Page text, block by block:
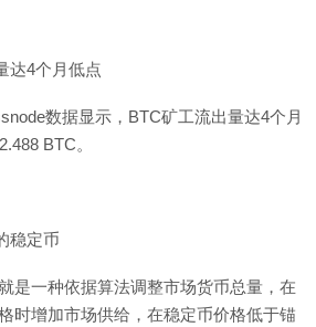
达4个月低点
数据显示，BTC矿工流出量达4个月
BTC。
稳定币
是一种依据算法调整市场货币总量，在
时增加市场供给，在稳定币价格低于锚